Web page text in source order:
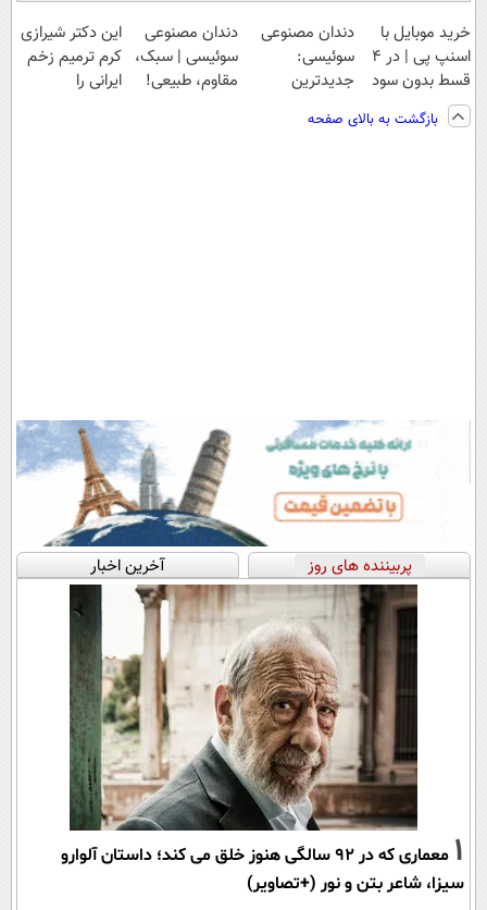
خرید موبایل با
اسنپ پی | در ۴
قسط بدون سود
و کارمزد!
دندان مصنوعی
سوئیسی:
جدیدترین
سبک و مقاوم |
دندان مصنوعی
سوئیسی | سبک،
مقاوم، طبیعی!
این دکتر شیرازی
کرم ترمیم زخم
ایرانی را
بازگشت به بالای صفحه
پربیننده های روز آخرین اخبار
1
معماری که در 92 سالگی هنوز خلق می کند؛ داستان آلوارو
سیزا، شاعر بتن و نور (+تصاویر)